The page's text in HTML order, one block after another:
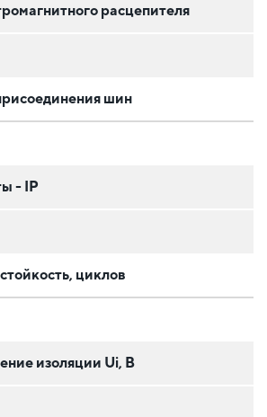
расцепителя
шин
- IP
циклов
изоляции Ui, В